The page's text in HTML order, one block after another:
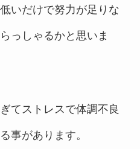
いだけで努力が足りな
っしゃるかと思いま
てストレスで体調不良
事があります。